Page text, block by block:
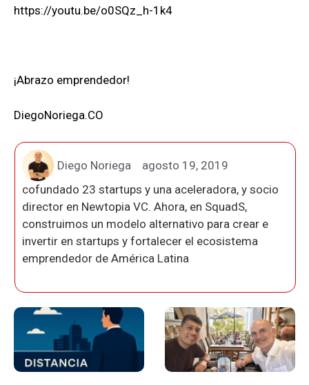
https://youtu.be/o0SQz_h-1k4
¡Abrazo emprendedor!
DiegoNoriega.CO
Diego Noriega
agosto 19, 2019
cofundado 23 startups y una aceleradora, y socio
director en Newtopia VC. Ahora, en SquadS,
construimos un modelo alternativo para crear e
invertir en startups y fortalecer el ecosistema
emprendedor de América Latina